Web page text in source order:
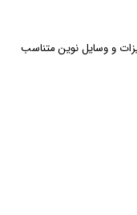
و وسایل نوین متناسب